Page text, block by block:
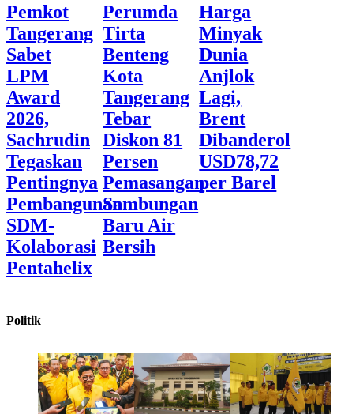
Pemkot
Tangerang
Sabet
LPM
Award
2026,
Sachrudin
Tegaskan
Pentingnya
Pembangunan
SDM-
Kolaborasi
Pentahelix
Perumda
Tirta
Benteng
Kota
Tangerang
Tebar
Diskon 81
Persen
Pemasangan
Sambungan
Baru Air
Bersih
Harga
Minyak
Dunia
Anjlok
Lagi,
Brent
Dibanderol
USD78,72
per Barel
Politik